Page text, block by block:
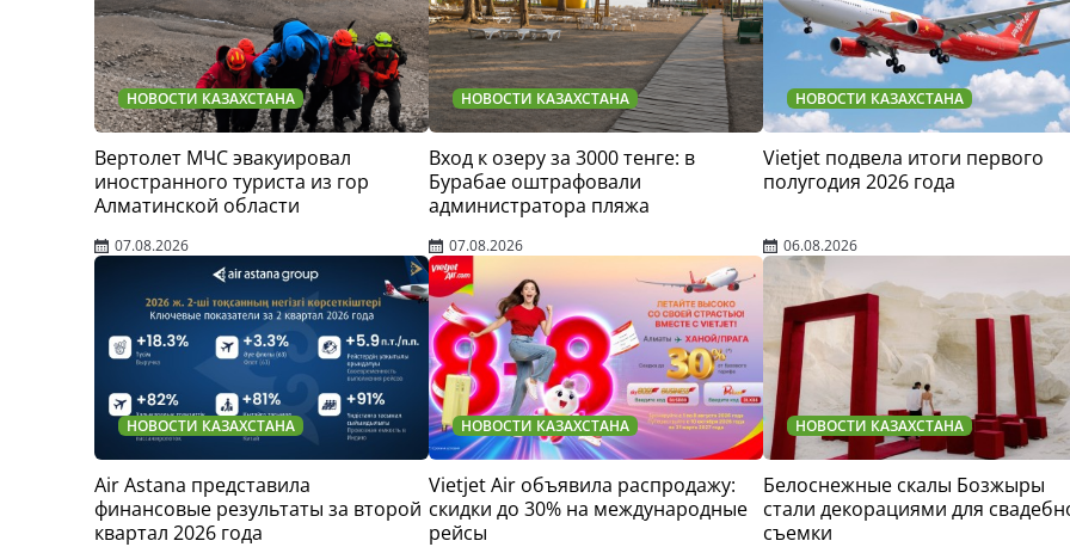
НОВОСТИ КАЗАХСТАНА
Вертолет МЧС эвакуировал
иностранного туриста из гор
Алматинской области
07.08.2026
НОВОСТИ КАЗАХСТАНА
Вход к озеру за 3000 тенге: в
Бурабае оштрафовали
администратора пляжа
07.08.2026
НОВОСТИ КАЗАХСТАНА
Vietjet подвела итоги первого
полугодия 2026 года
06.08.2026
НОВОСТИ КАЗАХСТАНА
Air Astana представила
финансовые результаты за второй
квартал 2026 года
НОВОСТИ КАЗАХСТАНА
Vietjet Air объявила распродажу:
скидки до 30% на международные
рейсы
НОВОСТИ КАЗАХСТАНА
Белоснежные скалы Бозжыры
стали декорациями для
съемки